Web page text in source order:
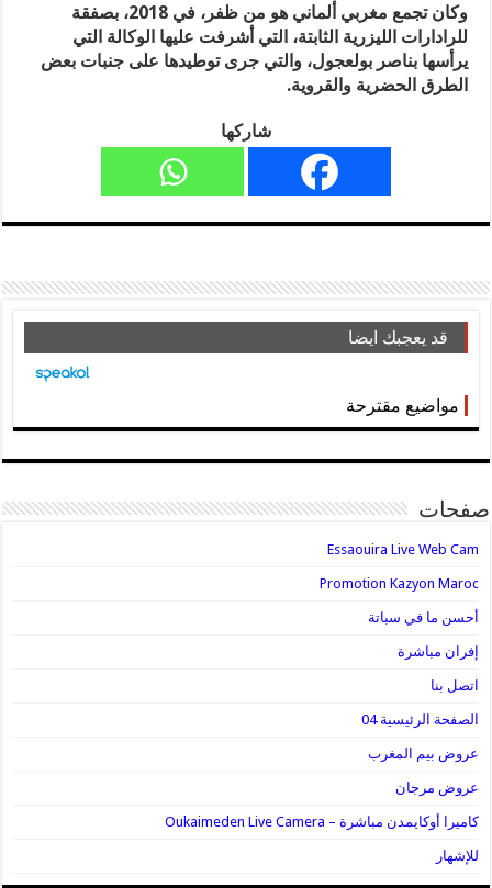
وكان تجمع مغربي ألماني هو من ظفر، في 2018، بصفقة
للرادارات الليزرية الثابتة، التي أشرفت عليها الوكالة التي
يرأسها بناصر بولعجول، والتي جرى توطيدها على جنبات بعض
الطرق الحضرية والقروية.
شاركها
قد يعجبك ايضا
مواضيع مقترحة
صفحات
Essaouira Live Web Cam
Promotion Kazyon Maroc
أحسن ما في سباتة
إفران مباشرة
اتصل بنا
الصفحة الرئيسية 04
عروض بيم المغرب
عروض مرجان
كاميرا أوكايمدن مباشرة – Oukaimeden Live Camera
للإشهار